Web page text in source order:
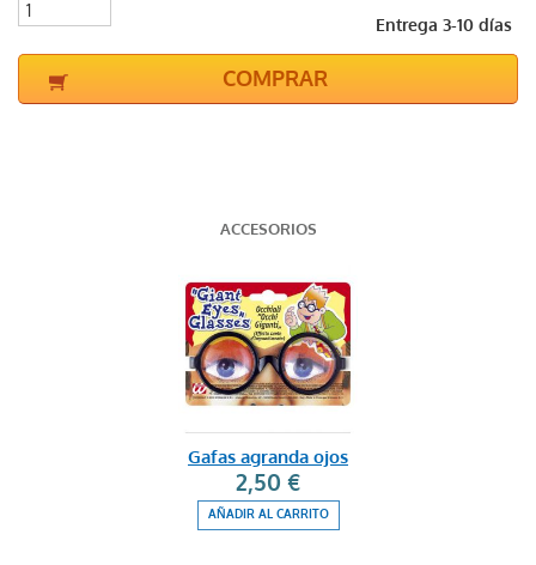
Entrega 3-10 días
COMPRAR
ACCESORIOS
Gafas agranda ojos
2,50 €
AÑADIR AL CARRITO